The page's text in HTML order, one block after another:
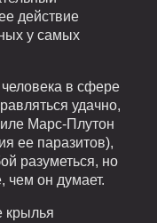
действие
у самых
в сфере
удачно,
Марс-Плутон
ее паразитов),
разуметься, но
чем он думает.
крылья